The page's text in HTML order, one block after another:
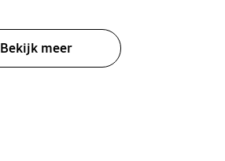
Bekijk meer